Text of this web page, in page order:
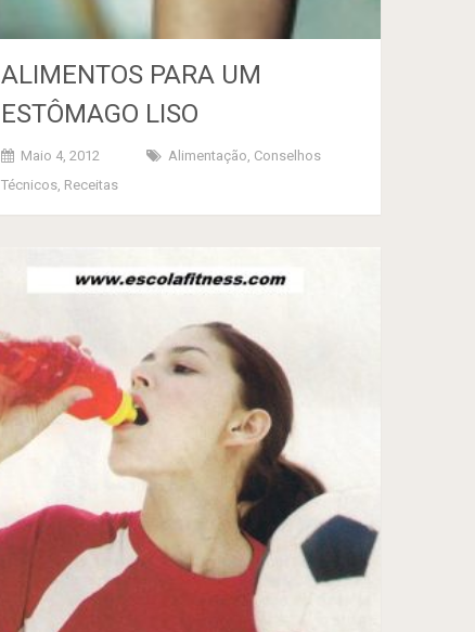
ALIMENTOS PARA UM
ESTÔMAGO LISO
Maio 4, 2012 Alimentação Conselhos
Técnicos Receitas